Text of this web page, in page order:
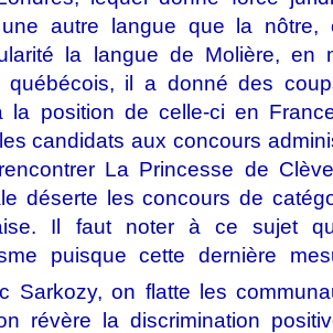
autre langue que la nôtre,
la langue de Molière, en
québécois, il a donné des
la position de celle-ci en
candidats aux concours
La Princesse de
déserte les concours de
Il faut noter à ce sujet
puisque cette dernière
Sarkozy, on flatte les
révère la discrimination